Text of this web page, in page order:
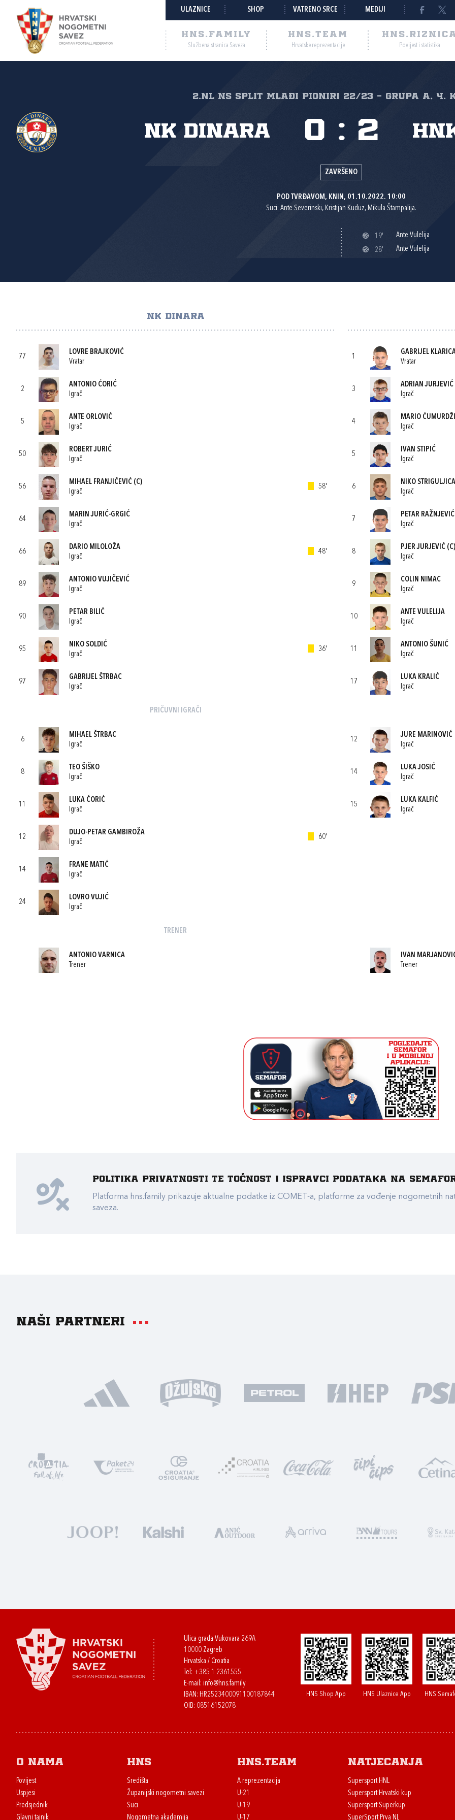
ULAZNICE SHOP VATRENO SRCE MEDIJI
HNS.FAMILY
Službena stranica Saveza
HNS.TEAM
Hrvatske reprezentacije Povijest i statistika
2.NL NS Split Mlađi pioniri 22/23 - grupa A, 4.
NK Dinara 0 : 2
ZAVRŠENO
POD TVRĐAVOM, KNIN, 01.10.2022. 10:00
Suci: Ante Severinski, Kristijan Kuduz, Mikula Štampalija.
19'
Ante Vulelija
28'
Ante Vulelija
NK DINARA
77
LOVRE BRAJKOVIĆ
Vratar
2
ANTONIO ĆORIĆ
Igrač
5
ANTE ORLOVIĆ
Igrač
50
ROBERT JURIĆ
Igrač
56
MIHAEL FRANJIČEVIĆ (C)
Igrač
58'
64
MARIN JURIĆ-GRGIĆ
Igrač
66
DARIO MILOLOŽA
Igrač
48'
89
ANTONIO VUJIČEVIĆ
Igrač
90
PETAR BILIĆ
Igrač
95
NIKO SOLDIĆ
Igrač
36'
97
GABRIJEL ŠTRBAC
Igrač
PRIČUVNI IGRAČI
6
MIHAEL ŠTRBAC
Igrač
8
TEO ŠIŠKO
Igrač
11
LUKA ĆORIĆ
Igrač
12
DUJO-PETAR GAMBIROŽA
Igrač
60'
14
FRANE MATIĆ
Igrač
24
LOVRO VUJIĆ
Igrač
TRENER
ANTONIO VARNICA
Trener
1
GABRIJEL
Vratar
3
ADRIAN JURJEVIĆ
Igrač
4
MARIO
Igrač
5
IVAN STIPIĆ
Igrač
6
NIKO STRIGULJICA
Igrač
7
PETAR RAŽNJEVIĆ
Igrač
8
PJER JURJEVIĆ(C)
Igrač
9
COLIN NIMAC
Igrač
10
ANTE VULELIJA
Igrač
11
ANTONIO ŠUNIĆ
Igrač
17
LUKA KRALIĆ
Igrač
12
JURE MARINOVIĆ
Igrač
14
LUKA JOSIĆ
Igrač
15
LUKA KALFIĆ
Igrač
IVAN
Trener
Politika privatnosti te točnost i ispravci podataka na
Platforma hns.family prikazuje aktualne podatke iz COMET-a, platforme za vođenje nogometnih
saveza.
Naši partneri
Ulica grada Vukovara 269A
10000 Zagreb
Hrvatska / Croatia
Tel: +385 1 2361555
E-mail: info@hns.family
IBAN: HR2523400091100187844
OIB: 08516152078
HNS Shop App HNS Ulaznice App HNS
O nama
Povijest
Uspjesi
Predsjednik
Glavni tajnik
HNS
Središta
Županijski nogometni savezi
Suci
Nogometna akademija
HNS.team
A reprezentacija
U-21
U-19
U-17
Natjecanja
Supersport HNL
Supersport Hrvatski kup
Supersport Superkup
SuperSport Prva NL